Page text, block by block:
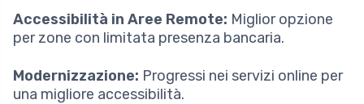
Accessibilità in Aree Remote: Miglior opzione
per zone con limitata presenza bancaria.
Modernizzazione: Progressi nei servizi online per
una migliore accessibilità.